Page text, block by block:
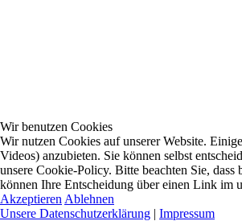
Wir benutzen Cookies
Wir nutzen Cookies auf unserer Website.
Videos) anzubieten. Sie können selbst
unsere Cookie-Policy. Bitte beachten Sie,
können Ihre Entscheidung über einen Link im
Akzeptieren Ablehnen
Unsere Datenschutzerklärung | Impressum